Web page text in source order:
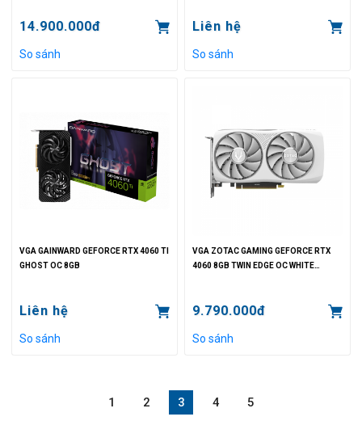
14.900.000đ
So sánh
Liên hệ
So sánh
VGA GAINWARD GEFORCE RTX 4060 TI
GHOST OC 8GB
Liên hệ
So sánh
VGA ZOTAC GAMING GEFORCE RTX
4060 8GB TWIN EDGE OC WHITE
9.790.000đ
So sánh
1 2 3 4 5